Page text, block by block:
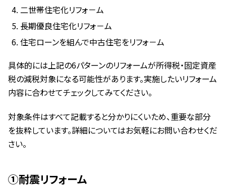
二世帯住宅化リフォ－ム
長期優良住宅化リフォ－ム
住宅ローンを組んで中古住宅をリフォ－ム
具体的には上記の6パターンのリフォームが所得税・固定資産
税の減税対象になる可能性があります。実施したいリフォーム
内容に合わせてチェックしてみてください。
対象条件はすべて記載すると分かりにくいため、重要な部分
を抜粋しています。詳細についてはお気軽にお問い合わせくだ
さい。
①耐震リフォーム